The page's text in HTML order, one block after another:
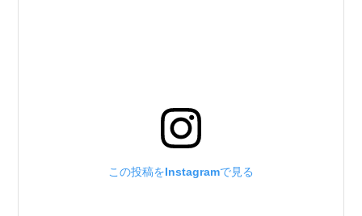
この投稿をInstagramで見る